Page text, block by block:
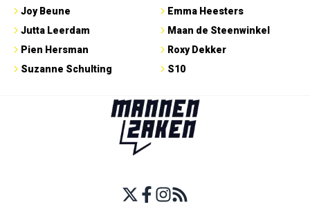
Joy Beune
Jutta Leerdam
Pien Hersman
Suzanne Schulting
Emma Heesters
Maan de Steenwinkel
Roxy Dekker
S10